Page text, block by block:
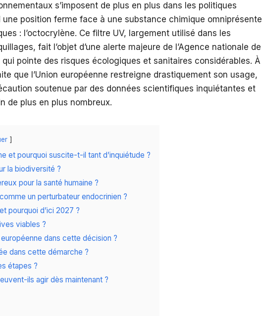
s’imposent de plus en plus dans les politiques
une position ferme face à une substance chimique omniprésente
: l’octocrylène. Ce filtre UV, largement utilisé dans les
fait l’objet d’une alerte majeure de l’Agence nationale de
pointe des risques écologiques et sanitaires considérables. À
que l’Union européenne restreigne drastiquement son usage,
soutenue par des données scientifiques inquiétantes et
de plus en plus nombreux.
et pourquoi suscite-t-il tant d’inquiétude ?
la biodiversité ?
pour la santé humaine ?
un perturbateur endocrinien ?
pourquoi d’ici 2027 ?
viables ?
dans cette décision ?
dans cette démarche ?
étapes ?
ils agir dès maintenant ?